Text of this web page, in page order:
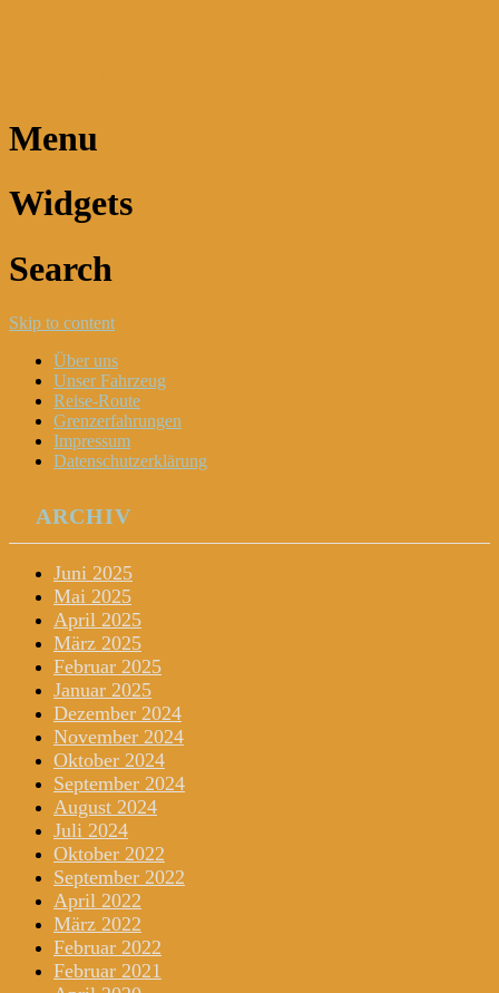
Menu
Widgets
Search
Skip to content
Über uns
Unser Fahrzeug
Reise-Route
Grenzerfahrungen
Impressum
Datenschutzerklärung
ARCHIV
Juni 2025
Mai 2025
April 2025
März 2025
Februar 2025
Januar 2025
Dezember 2024
November 2024
Oktober 2024
September 2024
August 2024
Juli 2024
Oktober 2022
September 2022
April 2022
März 2022
Februar 2022
Februar 2021